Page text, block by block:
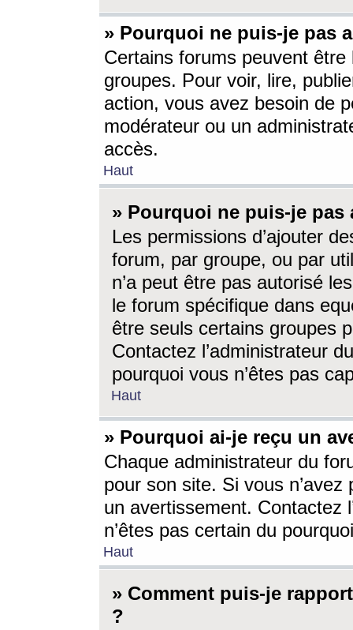
» Pourquoi ne puis-je pas
Certains forums peuvent être
groupes. Pour voir, lire,
action, vous avez besoin de
modérateur ou un
accès.
Haut
» Pourquoi ne puis-je
Les permissions d’ajouter
forum, par groupe, ou par
n’a peut être pas autorisé
le forum spécifique dans
être seuls certains groupes
Contactez l’administrateur
pourquoi vous n’êtes pas
Haut
» Pourquoi ai-je reçu un
Chaque administrateur du
pour son site. Si vous
un avertissement. Contactez
n’êtes pas certain du
Haut
» Comment puis-je
?